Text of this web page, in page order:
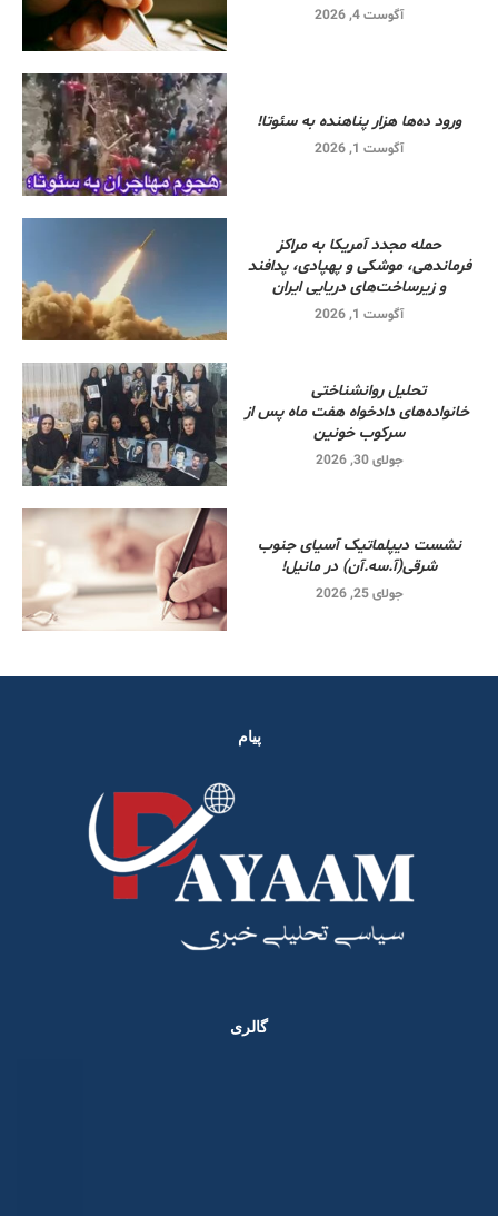
آگوست 4, 2026
ورود ده‌ها هزار پناهنده به سئوتا!
آگوست 1, 2026
حمله مجدد آمریکا به مراکز
فرماندهی، موشکی و پهپادی، پدافند
و زیرساخت‌های دریایی ایران
آگوست 1, 2026
تحلیل روانشناختی
خانواده‌های دادخواه هفت ماه پس از
سرکوب خونین
جولای 30, 2026
نشست دیپلماتیک آسیای جنوب
شرقی‌(آ.سه.آن) در مانیل!
جولای 25, 2026
پیام
گالری